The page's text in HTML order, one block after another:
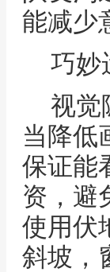
能减少
巧妙
视觉
当降低
保证能
资，避
使用伏
斜坡，